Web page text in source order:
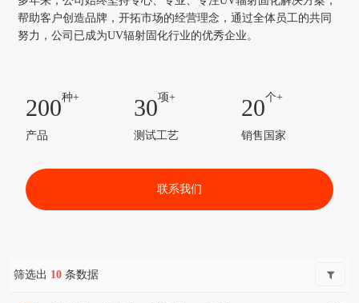
帮助客户创造品牌，开拓市场的经营理念，通过全体员工的共同
努力，公司已成为UV辐射固化行业的优秀企业。
200种+
产品
30项+
测试工艺
20个+
销售国家
联系我们
筛选出 10 条数据